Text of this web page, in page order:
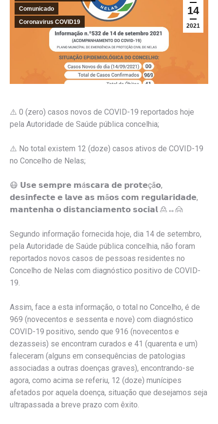
14
2021
Comunicado
Coronavirus COVID19
⚠️ 0 (zero) casos novos de COVID-19 reportados hoje
pela Autoridade de Saúde pública concelhia;
⚠️ No total existem 12 (doze) casos ativos de COVID-19
no Concelho de Nelas;
😷 𝗨𝘀𝗲 𝘀𝗲𝗺𝗽𝗿𝗲 𝗺á𝘀𝗰𝗮𝗿𝗮 𝗱𝗲 𝗽𝗿𝗼𝘁𝗲çã𝗼,
𝗱𝗲𝘀𝗶𝗻𝗳𝗲𝗰𝘁𝗲 𝗲 𝗹𝗮𝘃𝗲 𝗮𝘀 𝗺ã𝗼𝘀 𝗰𝗼𝗺 𝗿𝗲𝗴𝘂𝗹𝗮𝗿𝗶𝗱𝗮𝗱𝗲,
𝗺𝗮𝗻𝘁𝗲𝗻𝗵𝗮 𝗼 𝗱𝗶𝘀𝘁𝗮𝗻𝗰𝗶𝗮𝗺𝗲𝗻𝘁𝗼 𝘀𝗼𝗰𝗶𝗮𝗹 🙎↔️🙍
Segundo informação fornecida hoje, dia 14 de setembro,
pela Autoridade de Saúde pública concelhia, não foram
reportados novos casos de pessoas residentes no
Concelho de Nelas com diagnóstico positivo de COVID-
19.
Assim, face a esta informação, o total no Concelho, é de
969 (novecentos e sessenta e nove) com diagnóstico
COVID-19 positivo, sendo que 916 (novecentos e
dezasseis) se encontram curados e 41 (quarenta e um)
faleceram (alguns em consequências de patologias
associadas a outras doenças graves), encontrando-se
agora, como acima se referiu, 12 (doze) munícipes
afetados por aquela doença, situação que desejamos seja
ultrapassada a breve prazo com êxito.